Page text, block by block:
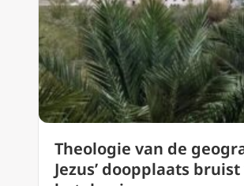
Theologie van de
Jezus’ doopplaats